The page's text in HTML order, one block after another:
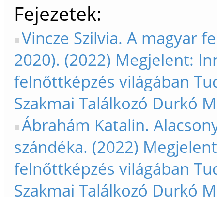
Fejezetek
Vincze Szilvia. A magyar
2020). (2022) Megjelent:
felnőttképzés világában
Szakmai Találkozó Durkó
Ábrahám Katalin.
szándéka. (2022)
felnőttképzés világában
Szakmai Találkozó Durkó